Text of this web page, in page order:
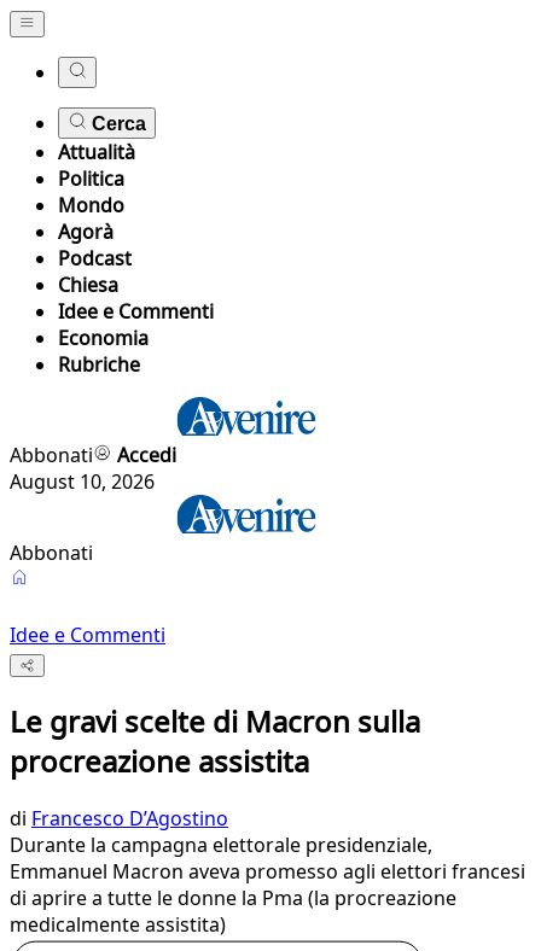
Cerca
Attualità
Politica
Mondo
Agorà
Podcast
Chiesa
Idee e Commenti
Economia
Rubriche
Abbonati
Accedi
August 10, 2026
Abbonati
Idee e Commenti
Le gravi scelte di Macron sulla
procreazione assistita
di Francesco D’Agostino
Durante la campagna elettorale presidenziale,
Emmanuel Macron aveva promesso agli elettori francesi
di aprire a tutte le donne la Pma (la procreazione
medicalmente assistita)